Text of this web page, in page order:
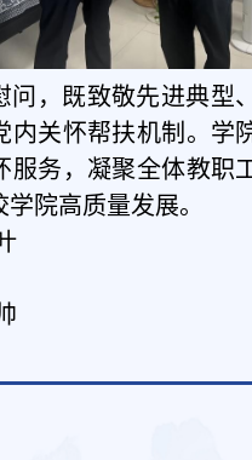
问，既致敬先进典型
内关怀帮扶机制。学
服务，凝聚全体教职
院高质量发展。